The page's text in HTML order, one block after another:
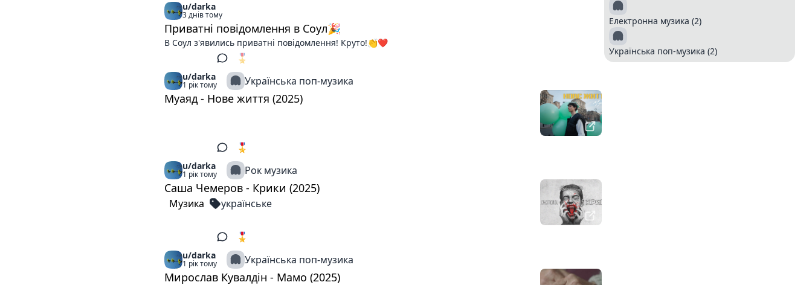
u/darka
3 днів тому
Приватні повідомлення в Соул🎉
В Соул з'явились приватні повідомлення! Круто!👏❤️
🎖️
u/darka
1 рік тому Українська поп-музика
Муаяд - Нове життя (2025)
🎖️ 5
u/darka
1 рік тому Рок музика
Саша Чемеров - Крики (2025)
Музика українське
🎖️ 5
u/darka
1 рік тому Українська поп-музика
Мирослав Кувалдін - Мамо (2025)
Електронна музика (2)
Українська поп-музика (2)